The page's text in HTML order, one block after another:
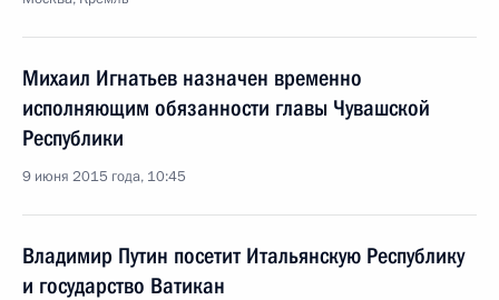
Михаил Игнатьев назначен временно
исполняющим обязанности главы Чувашской
Республики
9 июня 2015 года, 10:45
Владимир Путин посетит Итальянскую Республику
и государство Ватикан